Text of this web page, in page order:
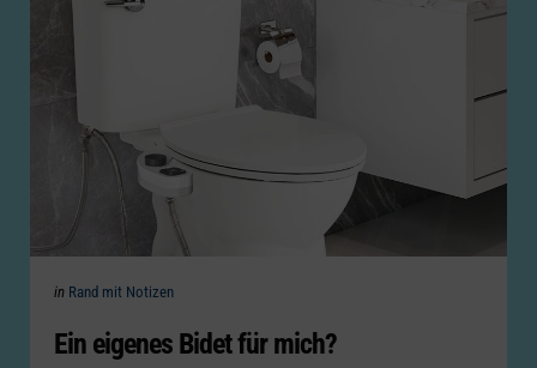
Categories
Posted
in Rand mit Notizen
Ein eigenes Bidet für mich?